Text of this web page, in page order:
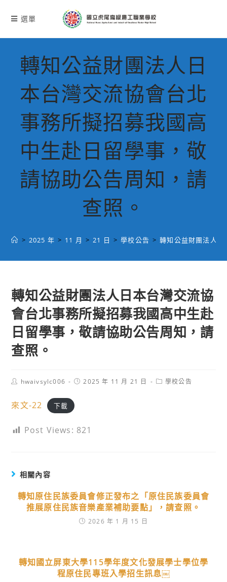
選單
轉知公益財團法人日
本台灣交流協會台北
事務所擬招募我國高
中生赴日留學事，敬
請協助公告周知，請
查照。
> 2025 年 > 11 月 > 21 日 > 學校公告 > 轉知公益財團法人
轉知公益財團法人日本台灣交流協
會台北事務所擬招募我國高中生赴
日留學事，敬請協助公告周知，請
查照。
Posthwaivsylc006
Post2025 年 11 月 21 日
Post學校公告
來文-22 下載
Post Views: 821
相關內容
轉知原住民族委員會修正發布之「原住民族委員會
推展原住民族音樂產業補助要點」，請查照。
2026 年 1 月 15 日
轉知國立屏東大學115學年度文化發展學士學位學
程原住民專班入學招生訊息￼